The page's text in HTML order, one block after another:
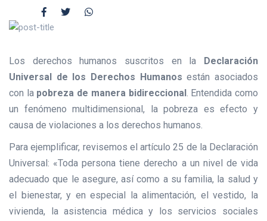
Los derechos humanos suscritos en la Declaración
Universal de los Derechos Humanos están asociados
con lapobreza de manera bidireccional. Entendida como
un fenómeno multidimensional, la pobreza es efecto y
causa de violaciones a los derechos humanos.
Para ejemplificar, revisemos el artículo 25 de la Declaración
Universal: «Toda persona tiene derecho a un nivel de vida
adecuado que le asegure, así como a su familia, la salud y
el bienestar, y en especial la alimentación, el vestido, la
vivienda, la asistencia médica y los servicios sociales